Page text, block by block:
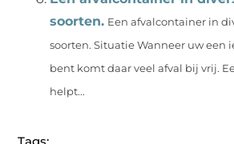
soorten. Een afvalcontainer in
soorten. Situatie Wanneer uw een
bent komt daar veel afval bij vrij.
helpt...